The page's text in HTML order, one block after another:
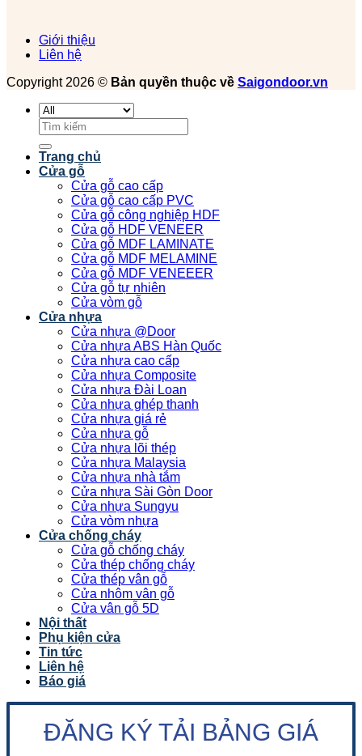
Giới thiệu
Liên hệ
Copyright 2026 © Bản quyền thuộc về Saigondoor.vn
Tìm
kiếm:
Trang chủ
Cửa gỗ
Cửa gỗ cao cấp
Cửa gỗ cao cấp PVC
Cửa gỗ công nghiệp HDF
Cửa gỗ HDF VENEER
Cửa gỗ MDF LAMINATE
Cửa gỗ MDF MELAMINE
Cửa gỗ MDF VENEEER
Cửa gỗ tự nhiên
Cửa vòm gỗ
Cửa nhựa
Cửa nhựa @Door
Cửa nhựa ABS Hàn Quốc
Cửa nhựa cao cấp
Cửa nhựa Composite
Cửa nhựa Đài Loan
Cửa nhựa ghép thanh
Cửa nhựa giá rẻ
Cửa nhựa gỗ
Cửa nhựa lõi thép
Cửa nhựa Malaysia
Cửa nhựa nhà tắm
Cửa nhựa Sài Gòn Door
Cửa nhựa Sungyu
Cửa vòm nhựa
Cửa chống cháy
Cửa gỗ chống cháy
Cửa thép chống cháy
Cửa thép vân gỗ
Cửa nhôm vân gỗ
Cửa vân gỗ 5D
Nội thất
Phụ kiện cửa
Tin tức
Liên hệ
Báo giá
ĐĂNG KÝ TẢI BẢNG GIÁ